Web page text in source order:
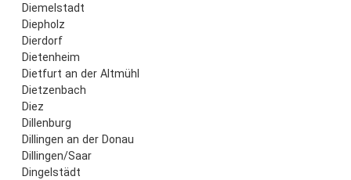
Diemelstadt
Diepholz
Dierdorf
Dietenheim
Dietfurt an der Altmühl
Dietzenbach
Diez
Dillenburg
Dillingen an der Donau
Dillingen/Saar
Dingelstädt